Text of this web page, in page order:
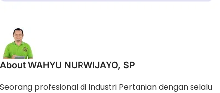
About WAHYU NURWIJAYO, SP
Seorang profesional di Industri Pertanian dengan selalu